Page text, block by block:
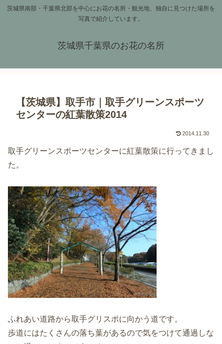
茨城県南部・千葉県北部を中心にお花の名所・観光地、独自に見つけた場所を
写真で紹介しています。
茨城県千葉県のお花の名所
【茨城県】取手市｜取手グリーンスポーツ
センターの紅葉散策2014
2014.11.30
取手グリーンスポーツセンターに紅葉散策に行ってきまし
た。
ふれあい道路から取手グリスポに向かう道です。
歩道にはたくさんの落ち葉があるので気をつけて通過しな